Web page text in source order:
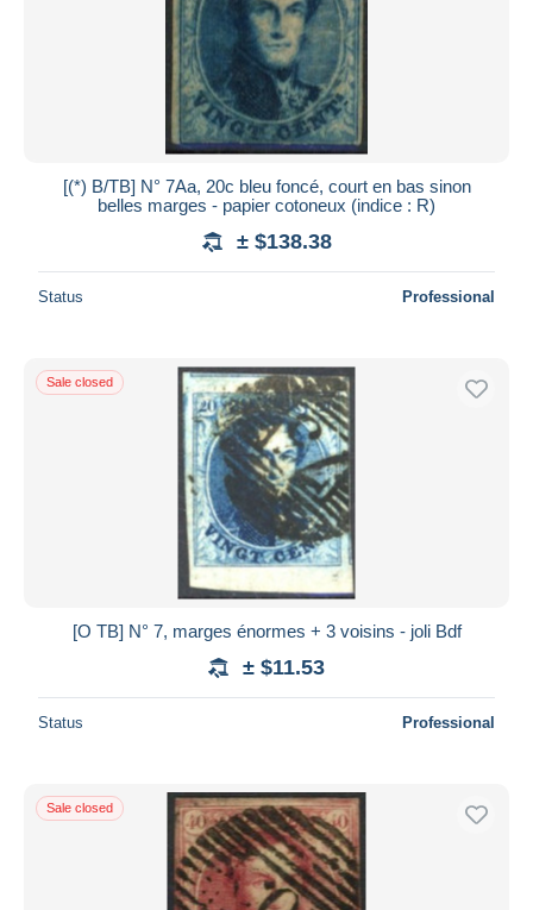
[(*) B/TB] N° 7Aa, 20c bleu foncé, court en bas sinon
belles marges - papier cotoneux (indice : R)
± $138.38
Status Professional
Sale closed
[O TB] N° 7, marges énormes + 3 voisins - joli Bdf
± $11.53
Status Professional
Sale closed